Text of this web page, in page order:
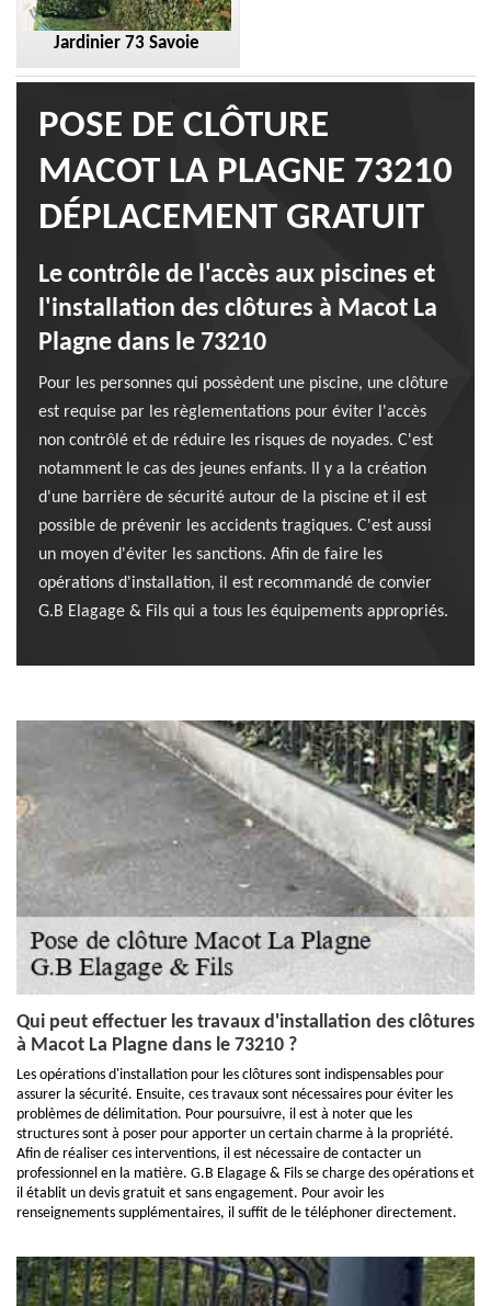
Jardinier 73 Savoie
POSE DE CLÔTURE
MACOT LA PLAGNE 73210
DÉPLACEMENT GRATUIT
Le contrôle de l'accès aux piscines et
l'installation des clôtures à Macot La
Plagne dans le 73210
Pour les personnes qui possèdent une piscine, une clôture
est requise par les règlementations pour éviter l'accès
non contrôlé et de réduire les risques de noyades. C'est
notamment le cas des jeunes enfants. Il y a la création
d'une barrière de sécurité autour de la piscine et il est
possible de prévenir les accidents tragiques. C'est aussi
un moyen d'éviter les sanctions. Afin de faire les
opérations d'installation, il est recommandé de convier
G.B Elagage & Fils qui a tous les équipements appropriés.
Qui peut effectuer les travaux d'installation des clôtures
à Macot La Plagne dans le 73210 ?
Les opérations d'installation pour les clôtures sont indispensables pour
assurer la sécurité. Ensuite, ces travaux sont nécessaires pour éviter les
problèmes de délimitation. Pour poursuivre, il est à noter que les
structures sont à poser pour apporter un certain charme à la propriété.
Afin de réaliser ces interventions, il est nécessaire de contacter un
professionnel en la matière. G.B Elagage & Fils se charge des opérations et
il établit un devis gratuit et sans engagement. Pour avoir les
renseignements supplémentaires, il suffit de le téléphoner directement.